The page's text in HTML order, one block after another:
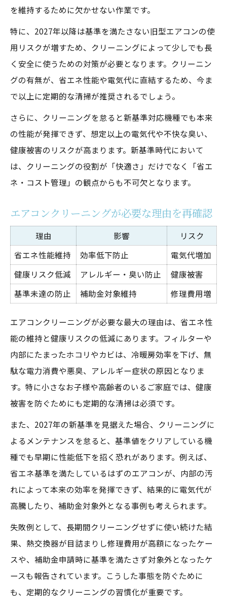
を維持するために欠かせない作業です。
特に、2027年以降は基準を満たさない旧型エアコンの使
用リスクが増すため、クリーニングによって少しでも長
く安全に使うための対策が必要となります。クリーニン
グの有無が、省エネ性能や電気代に直結するため、今ま
で以上に定期的な清掃が推奨されるでしょう。
さらに、クリーニングを怠ると新基準対応機種でも本来
の性能が発揮できず、想定以上の電気代や不快な臭い、
健康被害のリスクが高まります。新基準時代において
は、クリーニングの役割が「快適さ」だけでなく「省エ
ネ・コスト管理」の観点からも不可欠となります。
エアコンクリーニングが必要な理由を再確認
理由 影響
リスク
省エネ性能維持
効率低下防止
電気代増加
健康リスク低減
アレルギー・臭い防止
健康被害
基準未達の防止
補助金対象維持 修理費用増
エアコンクリーニングが必要な最大の理由は、省エネ性
能の維持と健康リスクの低減にあります。フィルターや
内部にたまったホコリやカビは、冷暖房効率を下げ、無
駄な電力消費や悪臭、アレルギー症状の原因となりま
す。特に小さなお子様や高齢者のいるご家庭では、健康
被害を防ぐためにも定期的な清掃は必須です。
また、2027年の新基準を見据えた場合、クリーニングに
よるメンテナンスを怠ると、基準値をクリアしている機
種でも早期に性能低下を招く恐れがあります。例えば、
省エネ基準を満たしているはずのエアコンが、内部の汚
れによって本来の効率を発揮できず、結果的に電気代が
高騰したり、補助金対象外となる事例も考えられます。
失敗例として、長期間クリーニングせずに使い続けた結
果、熱交換器が目詰まりし修理費用が高額になったケー
スや、補助金申請時に基準を満たさず対象外となったケ
ースも報告されています。こうした事態を防ぐために
も、定期的なクリーニングの習慣化が重要です。